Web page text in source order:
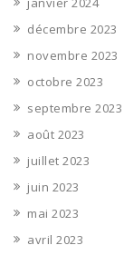
décembre 2023
novembre 2023
octobre 2023
septembre 2023
août 2023
juillet 2023
juin 2023
mai 2023
avril 2023